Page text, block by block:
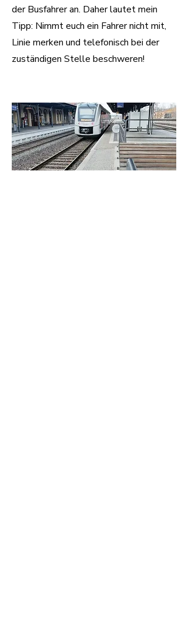
der Busfahrer an. Daher lautet mein
Tipp: Nimmt euch ein Fahrer nicht mit,
Linie merken und telefonisch bei der
zuständigen Stelle beschweren!